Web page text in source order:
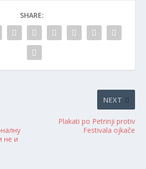
SHARE:
не и
NEXT
Plakati po Petrinji protiv
Festivala ojkače